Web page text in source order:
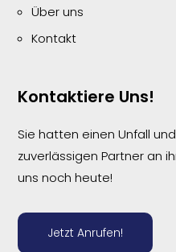
Über uns
Kontakt
Kontaktiere Uns!
Sie hatten einen Unfall
zuverlässigen Partner an
uns noch heute!
Jetzt Anrufen!